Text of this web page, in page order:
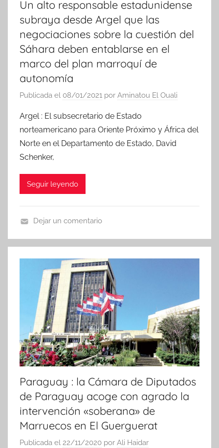
Un alto responsable estadunidense
subraya desde Argel que las
negociaciones sobre la cuestión del
Sáhara deben entablarse en el
marco del plan marroquí de
autonomía
Publicada el 08/01/2021 por Aminatou El Ouali
Argel : El subsecretario de Estado
norteamericano para Oriente Próximo y África del
Norte en el Departamento de Estado, David
Schenker,
Seguir leyendo
o
t
Dejar un comentario
Paraguay : la Cámara de Diputados
de Paraguay acoge con agrado la
intervención «soberana» de
Marruecos en El Guerguerat
Publicada el 22/11/2020 por Ali Haidar